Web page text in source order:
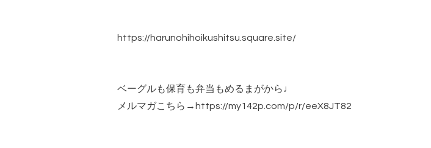
https://harunohihoikushitsu.square.site/
ベーグルも保育も弁当もめるまがから♩
メルマガこちら→https://my142p.com/p/r/eeX8JT82